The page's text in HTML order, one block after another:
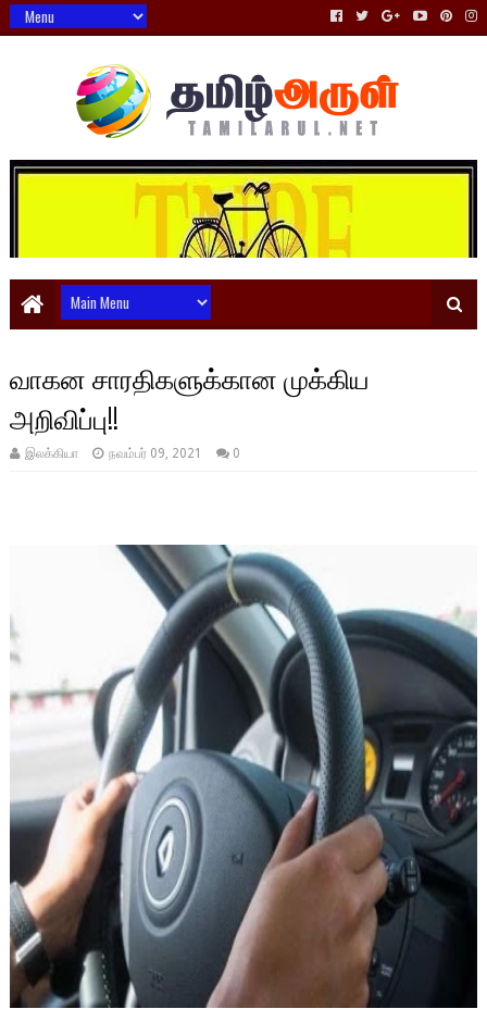
வாகன சாரதிகளுக்கான முக்கிய
அறிவிப்பு!!
இலக்கியா நவம்பர் 09, 2021 0